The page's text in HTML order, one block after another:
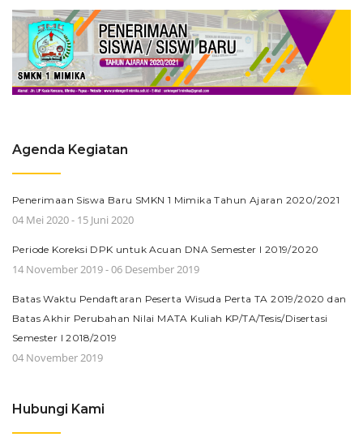
Agenda Kegiatan
Penerimaan Siswa Baru SMKN 1 Mimika Tahun Ajaran 2020/2021
04 Mei 2020 - 15 Juni 2020
Periode Koreksi DPK untuk Acuan DNA Semester I 2019/2020
14 November 2019 - 06 Desember 2019
Batas Waktu Pendaftaran Peserta Wisuda Perta TA 2019/2020 dan
Batas Akhir Perubahan Nilai MATA Kuliah KP/TA/Tesis/Disertasi
Semester I 2018/2019
04 November 2019
Hubungi Kami